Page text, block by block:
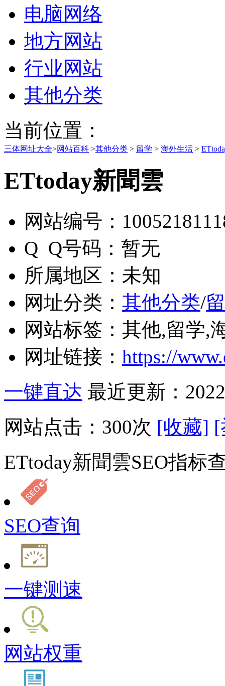
电脑网络
地方网站
行业网站
其他分类
当前位置：
三体网址大全>网站百科 >其他分类 > 留学 > 海外生活 >
ETtoday新聞雲
网站编号：
Q Q号码： 暂无
所属地区： 未知
网址分类： 其他分类/
网站标签： 其他,留学,
网址链接： https://
一键直达 最近更新：
网站点击： 300次 [收藏] [
ETtoday新聞雲SEO指标
SEO查询
一键测速
网站权重